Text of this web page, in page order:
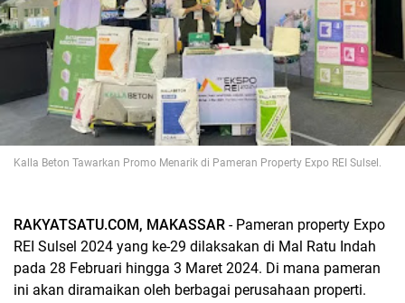
Kalla Beton Tawarkan Promo Menarik di Pameran Property Expo REI Sulsel.
RAKYATSATU.COM, MAKASSAR - Pameran property Expo
REI Sulsel 2024 yang ke-29 dilaksakan di Mal Ratu Indah
pada 28 Februari hingga 3 Maret 2024. Di mana pameran
ini akan diramaikan oleh berbagai perusahaan properti.